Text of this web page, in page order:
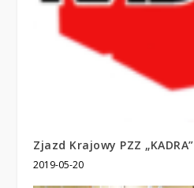
Zjazd Krajowy PZZ „KADRA”
2019-05-20